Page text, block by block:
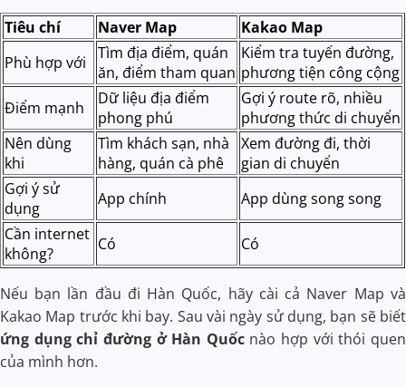
Tiêu chí Naver Map
Kakao Map
Phù hợp với
Tìm địa điểm, quán
ăn, điểm tham quan
Kiểm tra tuyến đường,
phương tiện công cộng
Điểm mạnh
Dữ liệu địa điểm
phong phú
Gợi ý route rõ, nhiều
phương thức di chuyển
Nên dùng
khi
Tìm khách sạn, nhà
hàng, quán cà phê
Xem đường đi, thời
gian di chuyển
Gợi ý sử
dụng
App chính
App dùng song song
Cần internet
không?
Có Có
Nếu bạn lần đầu đi Hàn Quốc, hãy cài cả Naver Map và
Kakao Map trước khi bay. Sau vài ngày sử dụng, bạn sẽ biết
ứng dụng chỉ đường ở Hàn Quốcnào hợp với thói quen
của mình hơn.